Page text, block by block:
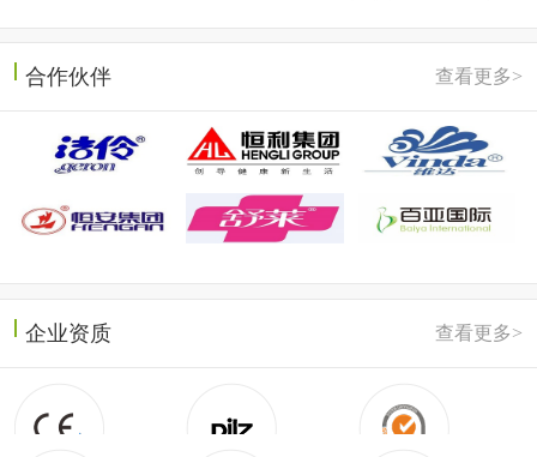
重召开。岱总回想十年前，佳...
合作伙伴 查看更多>
企业资质 查看更多>